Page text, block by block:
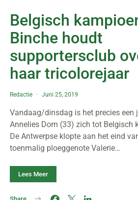
Belgisch
Binche houdt
supportersclub
haar tricolorejaar
Redactie Juni 25, 2019
Vandaag/dinsdag is het precies een
Annelies Dom (33) zich tot Belgisch
De Antwerpse klopte aan het eind
toenmalig ploeggenote Valerie…
Lees Meer